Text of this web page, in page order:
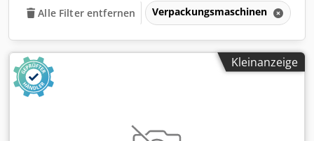
Alle Filter entfernen Verpackungsmaschinen
Kleinanzeige